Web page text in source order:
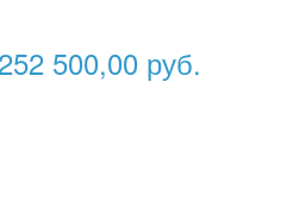
500,00 руб.